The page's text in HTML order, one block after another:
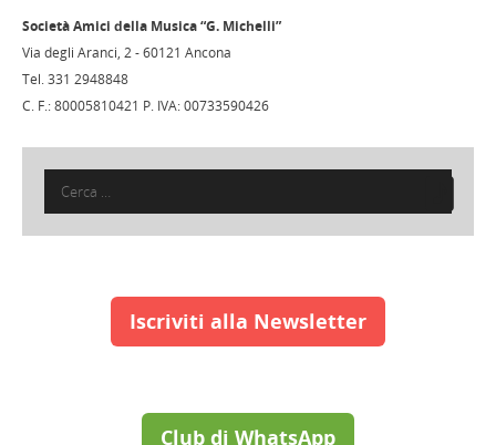
Società Amici della Musica “G. Michelli”
Via degli Aranci, 2 - 60121 Ancona
Tel. 331 2948848
C. F.: 80005810421 P. IVA: 00733590426
Ricerca
Iscriviti alla Newsletter
Club di WhatsApp